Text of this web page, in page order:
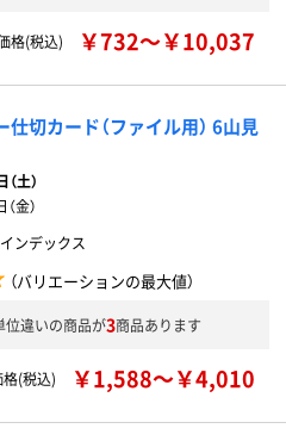
格(税込) ￥732～￥10,037
仕切カード（ファイル用） 6山見
土）
金）
ンデックス
（バリエーションの最大値）
位違いの商品が3商品あります
(税込) ￥1,588～￥4,010